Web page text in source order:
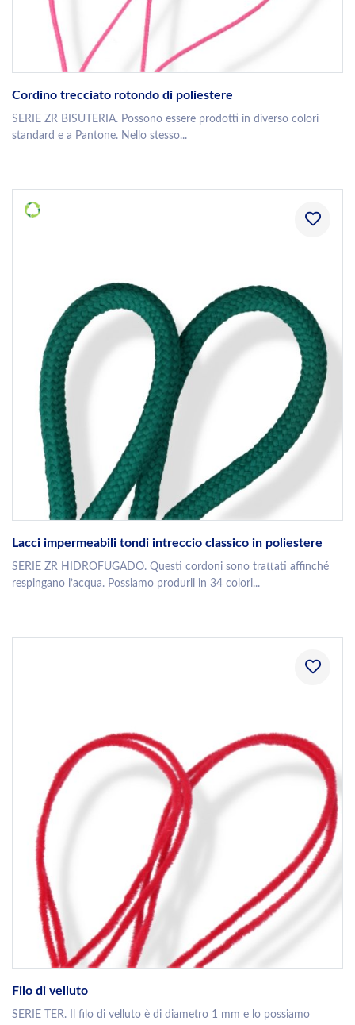
Cordino trecciato rotondo di poliestere
SERIE ZR BISUTERIA. Possono essere prodotti in diverso colori
standard e a Pantone. Nello stesso...
Lacci impermeabili tondi intreccio classico in poliestere
SERIE ZR HIDROFUGADO. Questi cordoni sono trattati affinché
respingano l’acqua. Possiamo produrli in 34 colori...
Filo di velluto
SERIE TER. Il filo di velluto è di diametro 1 mm e lo possiamo